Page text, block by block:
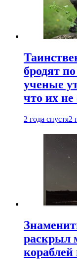
бродят
ученые
что их не
2 года спустя2
раскрыл
кораблей